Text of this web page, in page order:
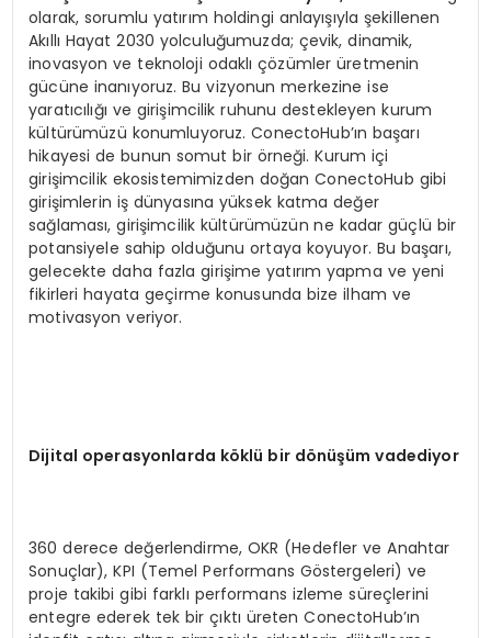
olarak, sorumlu yatırım holdingi anlayışıyla şekillenen
Akıllı Hayat 2030 yolculuğumuzda; çevik, dinamik,
inovasyon ve teknoloji odaklı çözümler üretmenin
gücüne inanıyoruz. Bu vizyonun merkezine ise
yaratıcılığı ve girişimcilik ruhunu destekleyen kurum
kültürümüzü konumluyoruz. ConectoHub’ın başarı
hikayesi de bunun somut bir örneği. Kurum içi
girişimcilik ekosistemimizden doğan ConectoHub gibi
girişimlerin iş dünyasına yüksek katma değer
sağlaması, girişimcilik kültürümüzün ne kadar güçlü bir
potansiyele sahip olduğunu ortaya koyuyor. Bu başarı,
gelecekte daha fazla girişime yatırım yapma ve yeni
fikirleri hayata geçirme konusunda bize ilham ve
motivasyon veriyor.
Dijital operasyonlarda köklü bir dönüşüm vadediyor
360 derece değerlendirme, OKR (Hedefler ve Anahtar
Sonuçlar), KPI (Temel Performans Göstergeleri) ve
proje takibi gibi farklı performans izleme süreçlerini
entegre ederek tek bir çıktı üreten ConectoHub’ın